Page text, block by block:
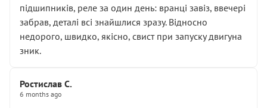
підшипників, реле за один день: вранці завіз, ввечері
забрав, деталі всі знайшлися зразу. Відносно
недорого, швидко, якісно, свист при запуску двигуна
зник.
Ростислав С.
6 months ago